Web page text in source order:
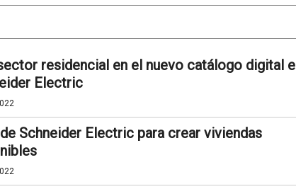
residencial en el nuevo catálogo digital e
Electric
Schneider Electric para crear viviendas